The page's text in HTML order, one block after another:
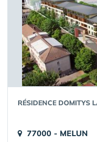
RÉSIDENCE DOMITYS
77000 - MELUN